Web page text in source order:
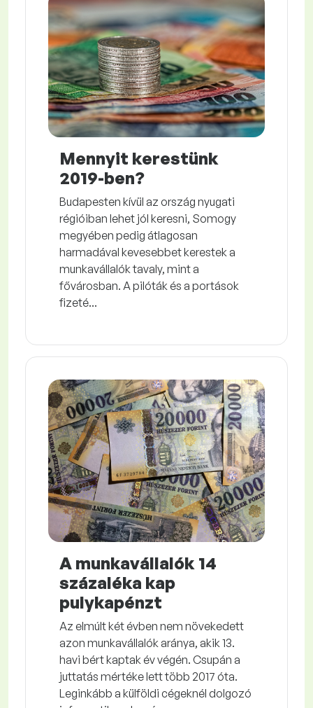
Mennyit kerestünk
2019-ben?
Budapesten kívül az ország nyugati
régióiban lehet jól keresni, Somogy
megyében pedig átlagosan
harmadával kevesebbet kerestek a
munkavállalók tavaly, mint a
fővárosban. A pilóták és a portások
fizeté...
A munkavállalók 14
százaléka kap
pulykapénzt
Az elmúlt két évben nem növekedett
azon munkavállalók aránya, akik 13.
havi bért kaptak év végén. Csupán a
juttatás mértéke lett több 2017 óta.
Leginkább a külföldi cégeknél dolgozó